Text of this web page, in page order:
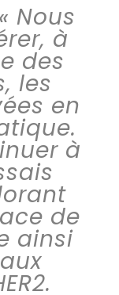
Nous
à
des
les
en
à
de
ainsi